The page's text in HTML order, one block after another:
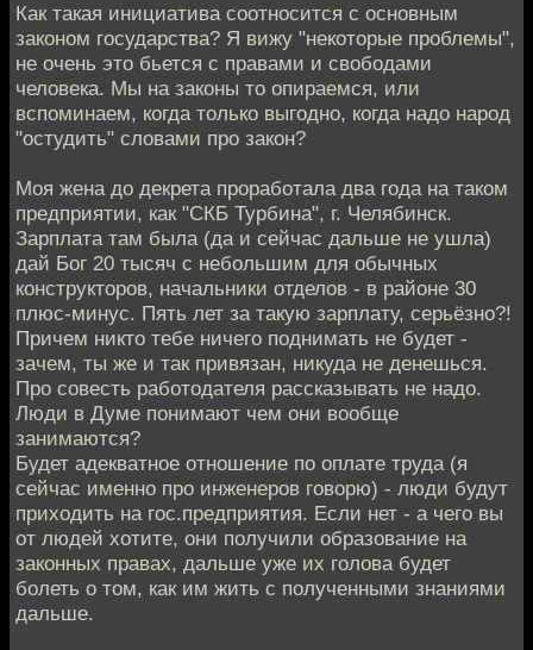
Как такая инициатива соотносится с основным
законом государства? Я вижу "некоторые проблемы",
не очень это бьется с правами и свободами
человека. Мы на законы то опираемся, или
вспоминаем, когда только выгодно, когда надо народ
"остудить" словами про закон?
Моя жена до декрета проработала два года на таком
предприятии, как "СКБ Турбина", г. Челябинск.
Зарплата там была (да и сейчас дальше не ушла)
дай Бог 20 тысяч с небольшим для обычных
конструкторов, начальники отделов - в районе 30
плюс-минус. Пять лет за такую зарплату, серьёзно?!
Причем никто тебе ничего поднимать не будет -
зачем, ты же и так привязан, никуда не денешься.
Про совесть работодателя рассказывать не надо.
Люди в Думе понимают чем они вообще
занимаются?
Будет адекватное отношение по оплате труда (я
сейчас именно про инженеров говорю) - люди будут
приходить на гос.предприятия. Если нет - а чего вы
от людей хотите, они получили образование на
законных правах, дальше уже их голова будет
болеть о том, как им жить с полученными знаниями
дальше.